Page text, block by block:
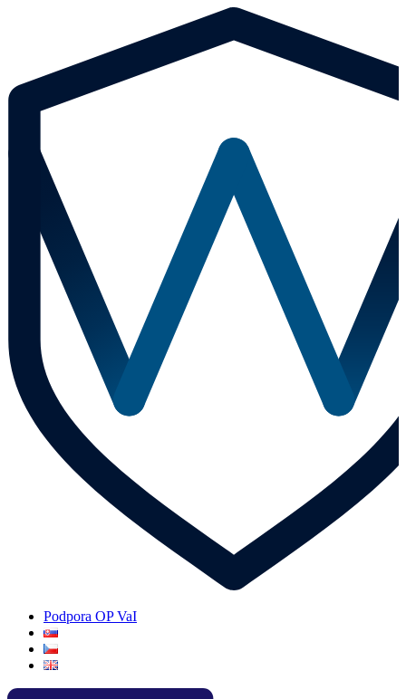
Podpora OP VaI